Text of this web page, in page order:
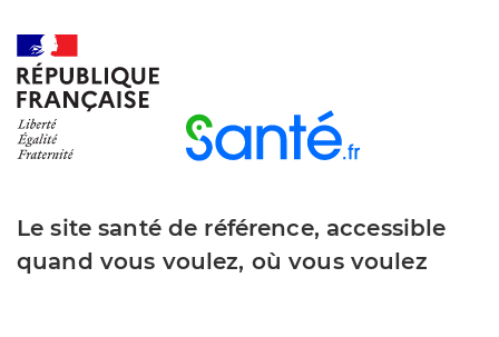
Le site santé de référence, accessible
quand vous voulez, où vous voulez